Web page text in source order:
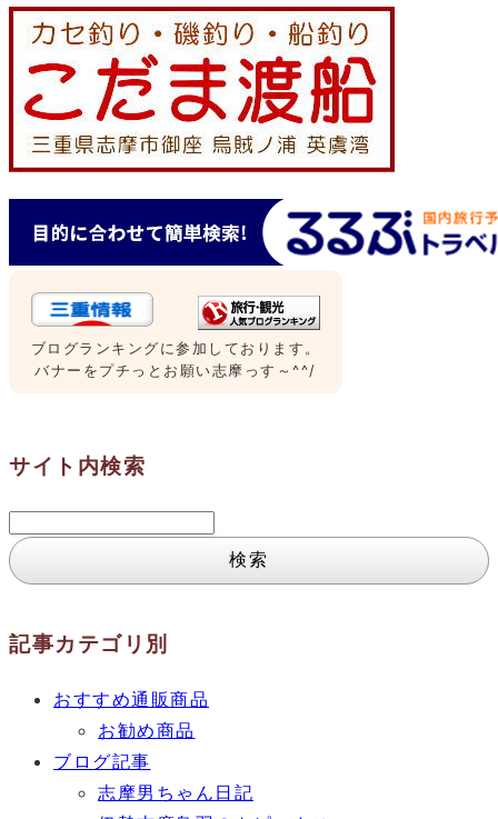
ブログランキングに参加しております。
バナーをプチっとお願い志摩っす～^^/
サイト内検索
検
索:
記事カテゴリ別
おすすめ通販商品
お勧め商品
ブログ記事
志摩男ちゃん日記